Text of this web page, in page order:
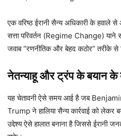
एक वरिष्ठ ईरानी सैन्य अधिकारी के हवाले से
सत्ता परिवर्तन (Regime Change)
जवाब “रणनीतिक और बेहद कठोर” तरीके से
नेतन्याहू और ट्रंप के बयान के
यह चेतावनी ऐसे समय आई है जब
Trump ने हालिया सैन्य कार्रवाई को लेकर
उद्देश्य ऐसे हालात बनाना है जिससे ईरानी